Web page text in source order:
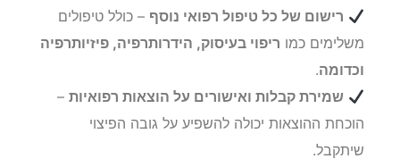
רישום של כל טיפול רפואי נוסף – כולל טיפולים
משלימים כמו ריפוי בעיסוק, הידרותרפיה, פיזיותרפיה
וכדומה.
שמירת קבלות ואישורים על הוצאות רפואיות –
הוכחת ההוצאות יכולה להשפיע על גובה הפיצוי
שיתקבל.